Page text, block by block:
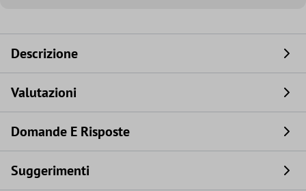
Descrizione
Valutazioni
Domande E Risposte
Suggerimenti